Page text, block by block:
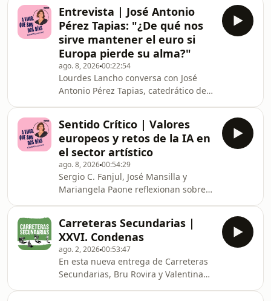
entrevista a Pol
los Tiny Desk, esos pequeños
conciertos de NPR por donde han
pasado artistas como Amaia, Milo J.,
Dua Lipa y muchos más. Para hablar
sobre ello contamos con María José
Llergo, artista española que tuvo la
oportunidad de formar parte de este
formato en 2024.
Entrevista | José Antonio
Pérez Tapias: "¿De qué nos
sirve mantener el euro si
Europa pierde su alma?"
ago. 8, 202600:22:54
Lourdes Lancho conversa con José
Antonio Pérez Tapias, catedrático de
candidato en 2014 a la secretaría
general del Partido Socialista,
representando a la vertiente
Izquierda Socialista. Pérez Tapias
reflexiona sobre la situación actual de
la izquierda y la política en España y
en el mundo.&nbsp;
Sentido Crítico | Valores
europeos y retos de la IA en
el sector artístico
ago. 8, 202600:54:29
Sergio C. Fanjul, José Mansilla y
Mariangela Paone reflexionan sobre
Ceuta. También debaten sobre los
retos de la Inteligencia Artificial en el
sector editorial y artístico junto a la
abogada y experta en propiedad
intelectual Marta de la Dehesa.
Carreteras Secundarias |
XXVI. Condenas
ago. 2, 202600:53:47
En esta nueva entrega de Carreteras
Secundarias, Bru Rovira y Valentina